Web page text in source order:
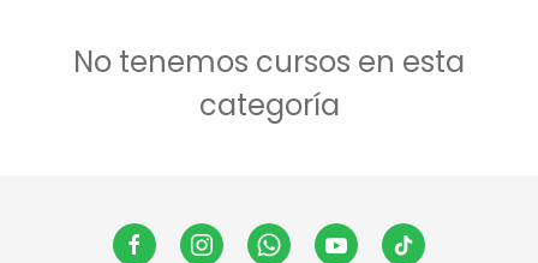
No tenemos cursos en esta
categoría